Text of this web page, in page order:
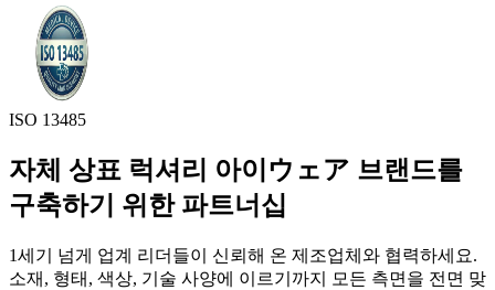
ISO 13485
자체 상표 럭셔리 아이ウェア 브랜드를
구축하기 위한 파트너십
1세기 넘게 업계 리더들이 신뢰해 온 제조업체와 협력하세요.
소재, 형태, 색상, 기술 사양에 이르기까지 모든 측면을 전면 맞